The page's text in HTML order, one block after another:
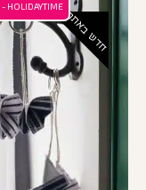
חדש באתר
HOLIDAYTIME - קוד קופון